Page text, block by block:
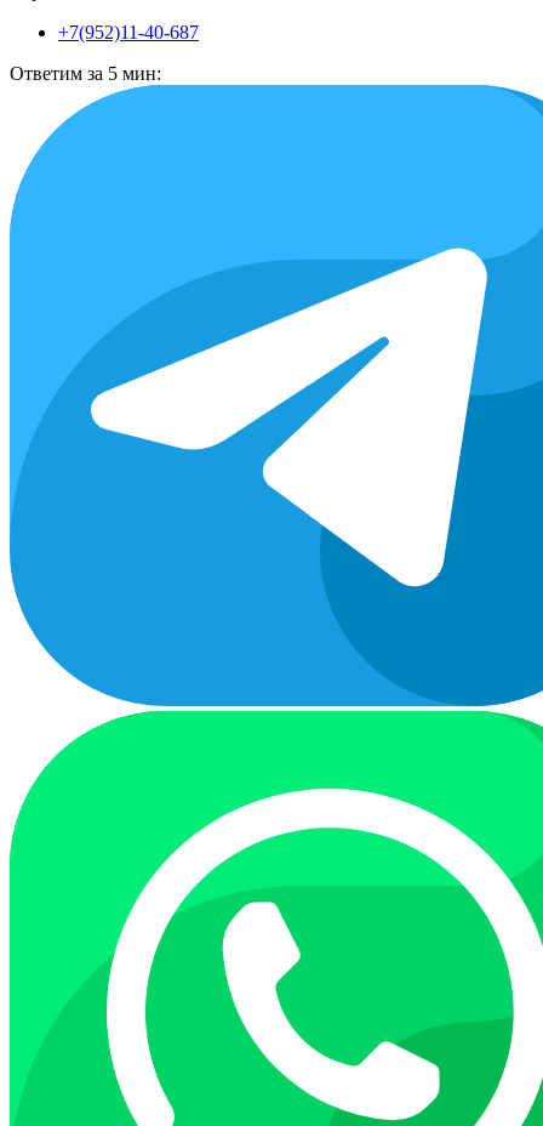
+7(952)11-40-687
Ответим за 5 мин: